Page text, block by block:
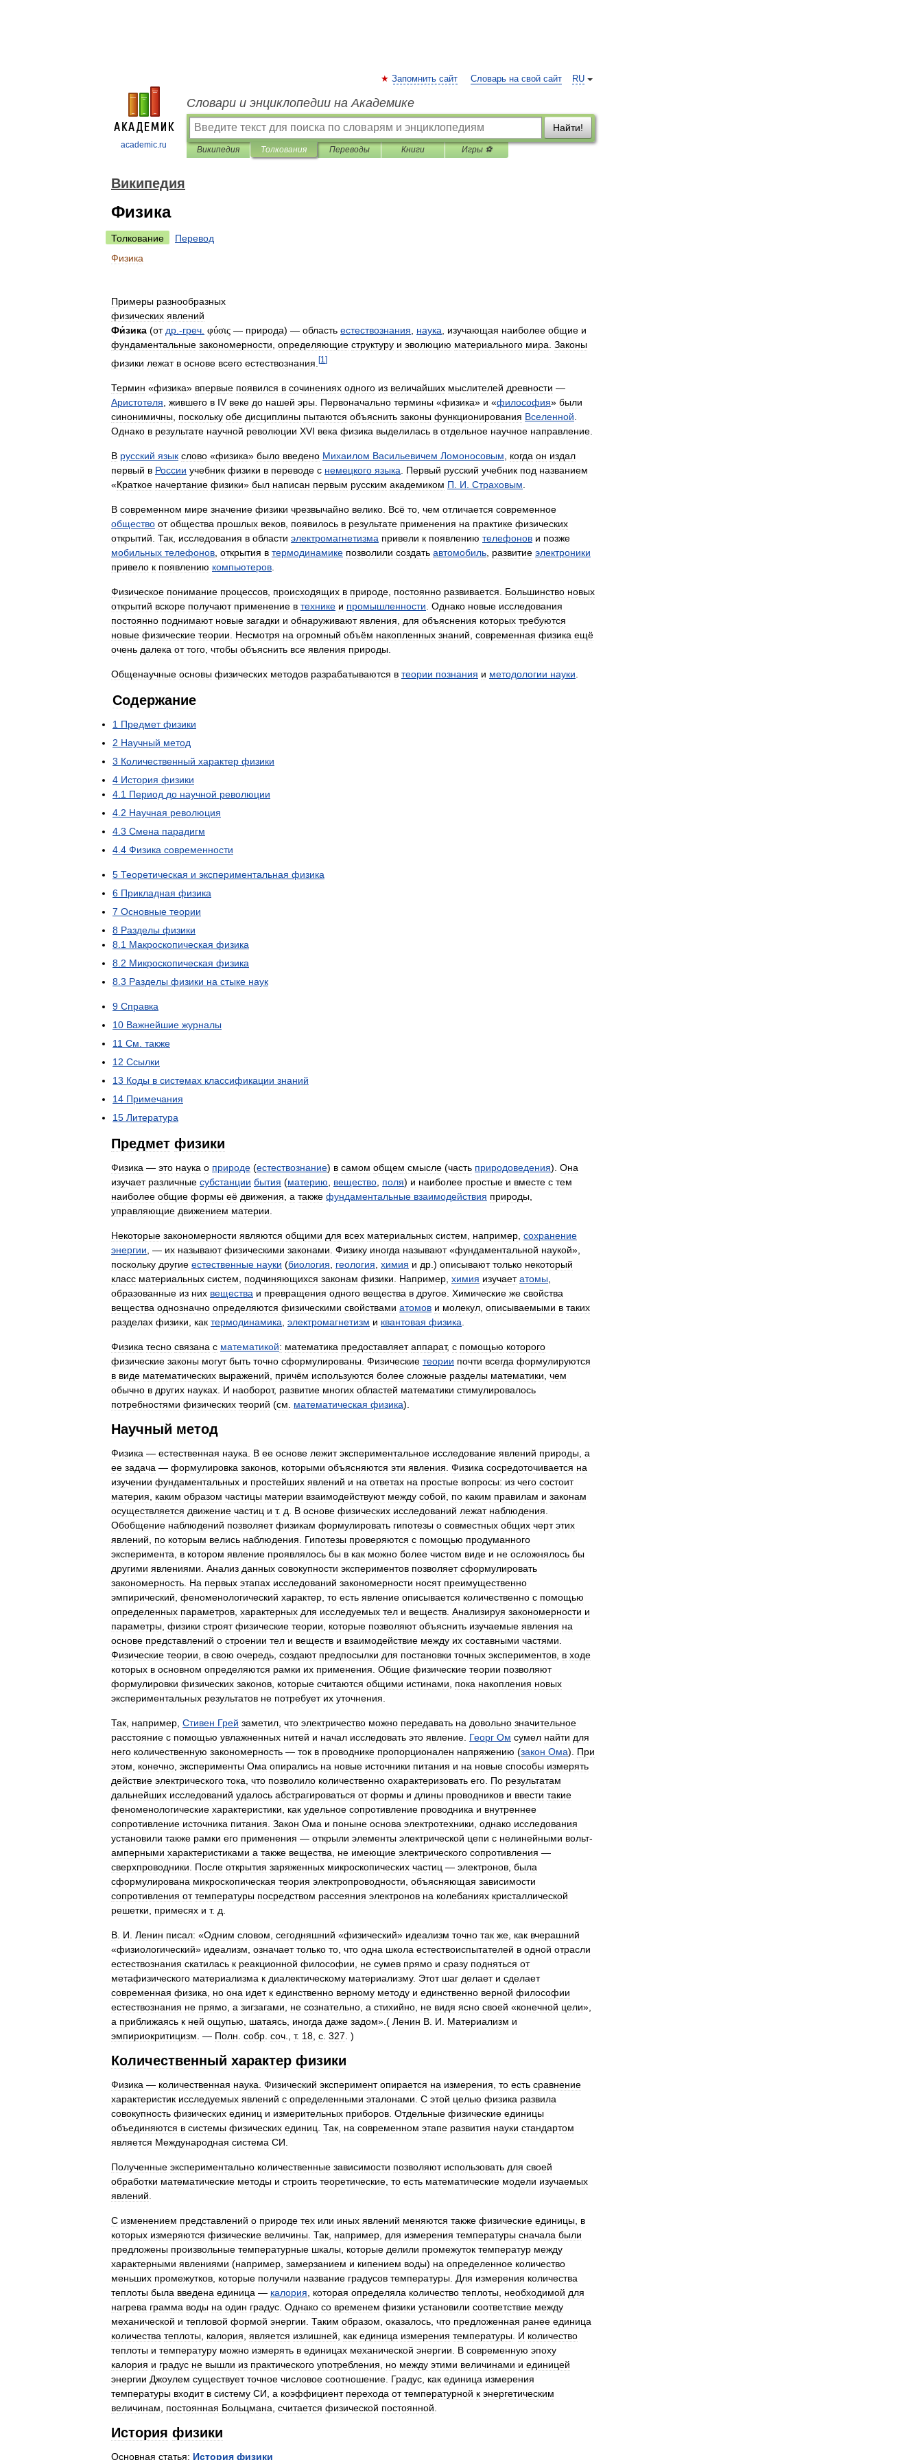
academic.ru
RU
Запомнить сайт Словарь на свой сайт
Словари и энциклопедии на Академике
Найти!
Википедия Толкования Переводы Книги Игры ⚽
Википедия
Физика
Толкование
Перевод
Физика
Примеры разнообразных
физических явлений
Фи́зика (от др .-греч φύσις — природа) — область естествознания наука изучающая наиболее общие и
фундаментальные закономерности определяющие структуру и эволюцию материального мира Законы
физики лежат в основе всего естествознания [1 ]
Термин «физика» впервые появился в сочинениях одного из величайших мыслителей древности —
Аристотеля жившего в IV веке до нашей эры Первоначально термины «физика» и «философия» были
синонимичны поскольку обе дисциплины пытаются объяснить законы функционирования Вселенной
Однако в результате научной революции XVI века физика выделилась в отдельное научное направление
В русский язык слово «физика» было введено Михаилом Васильевичем Ломоносовым когда он издал
первый в России учебник физики в переводе с немецкого языка Первый русский учебник под названием
«Краткое начертание физики» был написан первым русским академиком П И Страховым
В современном мире значение физики чрезвычайно велико Всё то чем отличается современное
общество от общества прошлых веков появилось в результате применения на практике физических
открытий Так исследования в области электромагнетизма привели к появлению телефонов и позже
мобильных телефонов открытия в термодинамике позволили создать автомобиль развитие электроники
привело к появлению компьютеров
Физическое понимание процессов происходящих в природе постоянно развивается Большинство новых
открытий вскоре получают применение в технике и промышленности Однако новые исследования
постоянно поднимают новые загадки и обнаруживают явления для объяснения которых требуются
новые физические теории Несмотря на огромный объём накопленных знаний современная физика ещё
очень далека от того чтобы объяснить все явления природы
Общенаучные основы физических методов разрабатываются в теории познания и методологии науки
Содержание
1 Предмет физики
2 Научный метод
3 Количественный характер физики
4 История физики
4 1 Период до научной революции
4 2 Научная революция
4 3 Смена парадигм
4 4 Физика современности
5 Теоретическая и экспериментальная физика
6 Прикладная физика
7 Основные теории
8 Разделы физики
8 1 Макроскопическая физика
8 2 Микроскопическая физика
8 3 Разделы физики на стыке наук
9 Справка
10 Важнейшие журналы
11 См также
12 Ссылки
13 Коды в системах классификации знаний
14 Примечания
15 Литература
Предмет физики
Физика — это наука о природе (естествознание) в самом общем смысле (часть природоведения). Она
изучает различные субстанции бытия (материю вещество поля) и наиболее простые и вместе с тем
наиболее общие формы её движения а также фундаментальные взаимодействия природы
управляющие движением материи
Некоторые закономерности являются общими для всех материальных систем например сохранение
энергии , — их называют физическими законами Физику иногда называют«фундаментальной наукой»,
поскольку другие естественные науки (биология геология химия и др .) описывают только некоторый
класс материальных систем подчиняющихся законам физики Например химия изучает атомы
образованные из них вещества и превращения одного вещества в другое Химические же свойства
вещества однозначно определяются физическими свойствами атомов и молекул описываемыми в таких
разделах физики как термодинамика электромагнетизм и квантовая физика
Физика тесно связана с математикой: математика предоставляет аппарат, с помощью которого
физические законы могут быть точно сформулированы Физические теории почти всегда формулируются
в виде математических выражений причём используются более сложные разделы математики чем
обычно в других науках И наоборот, развитие многих областей математики стимулировалось
потребностями физических теорий (см математическая физика).
Научный метод
Физика — естественная наука В ее основе лежит экспериментальное исследование явлений природы а
ее задача — формулировка законов которыми объясняются эти явления Физика сосредоточивается на
изучении фундаментальных и простейших явлений и на ответах на простые вопросы: из чего состоит
материя
каким образом частицы материи взаимодействуют между собой по каким правилам и законам
осуществляется движение частиц и т. д В основе физических исследований лежат наблюдения
Обобщение наблюдений позволяет физикам формулировать гипотезы о совместных общих черт этих
явлений
по которым велись наблюдения Гипотезы проверяются с помощью продуманного
эксперимента
в котором явление проявлялось бы в как можно более чистом виде и не осложнялось бы
другими явлениями Анализ данных совокупности экспериментов позволяет сформулировать
закономерность На первых этапах исследований закономерности носят преимущественно
эмпирический феноменологический характер то есть явление описывается количественно с помощью
определенных параметров характерных для исследуемых тел и веществ Анализируя закономерности и
параметры физики строят физические теории которые позволяют объяснить изучаемые явления на
основе представлений о строении тел и веществ и взаимодействие между их составными частями
Физические теории в свою очередь создают предпосылки для постановки точных экспериментов в ходе
которых в основном определяются рамки их применения Общие физические теории позволяют
формулировки физических законов которые считаются общими истинами пока накопления новых
экспериментальных результатов не потребует их уточнения
Так например Стивен Грей заметил что электричество можно передавать на довольно значительное
расстояние с помощью увлажненных нитей и начал исследовать это явление Георг Ом сумел найти для
него количественную закономерность — ток в проводнике пропорционален напряжению (закон Ома). При
этом
конечно эксперименты Ома опирались на новые источники питания и на новые способы измерять
действие электрического тока что позволило количественно охарактеризовать его По результатам
дальнейших исследований удалось абстрагироваться от формы и длины проводников и ввести такие
феноменологические характеристики как удельное сопротивление проводника и внутреннее
сопротивление источника питания Закон Ома и поныне основа электротехники однако исследования
установили также рамки его применения — открыли элементы электрической цепи с нелинейными вольт-
амперными характеристиками а также вещества не имеющие электрического сопротивления —
сверхпроводники
После открытия заряженных микроскопических частиц — электронов была
сформулирована микроскопическая теория электропроводности объясняющая зависимости
сопротивления от температуры посредством рассеяния электронов на колебаниях кристаллической
решетки
примесях и т. д
В И Ленин писал: «Одним словом сегодняшний «физический» идеализм точно так же как вчерашний
«физиологический» идеализм означает только то что одна школа естествоиспытателей в одной отрасли
естествознания скатилась к реакционной философии не сумев прямо и сразу подняться от
метафизического материализма к диалектическому материализму. Этот шаг делает и сделает
современная физика но она идет к единственно верному методу и единственно верной философии
естествознания не прямо а зигзагами не сознательно а стихийно не видя ясно своей «конечной цели»,
а приближаясь к ней ощупью шатаясь иногда даже задом».( Ленин В И Материализм и
эмпириокритицизм . — Полн собр соч т. 18 с 327 . )
Количественный характер физики
Физика — количественная наука Физический эксперимент опирается на измерения то есть сравнение
характеристик исследуемых явлений с определенными эталонами С этой целью физика развила
совокупность физических единиц и измерительных приборов Отдельные физические единицы
объединяются в системы физических единиц Так на современном этапе развития науки стандартом
является Международная система СИ
Полученные экспериментально количественные зависимости позволяют использовать для своей
обработки математические методы и строить теоретические то есть математические модели изучаемых
явлений
С изменением представлений о природе тех или иных явлений меняются также физические единицы в
которых измеряются физические величины Так например для измерения температуры сначала были
предложены произвольные температурные шкалы которые делили промежуток температур между
характерными явлениями (например замерзанием и кипением воды) на определенное количество
меньших промежутков которые получили название градусов температуры Для измерения количества
теплоты была введена единица — калория которая определяла количество теплоты необходимой для
нагрева грамма воды на один градус Однако со временем физики установили соответствие между
механической и тепловой формой энергии Таким образом оказалось что предложенная ранее единица
количества теплоты калория является излишней как единица измерения температуры И количество
теплоты и температуру можно измерять в единицах механической энергии В современную эпоху
калория и градус не вышли из практического употребления но между этими величинами и единицей
энергии Джоулем существует точное числовое соотношение Градус как единица измерения
температуры входит в систему СИ а коэффициент перехода от температурной к энергетическим
величинам
постоянная Больцмана считается физической постоянной
История физики
Основная статья: История физики